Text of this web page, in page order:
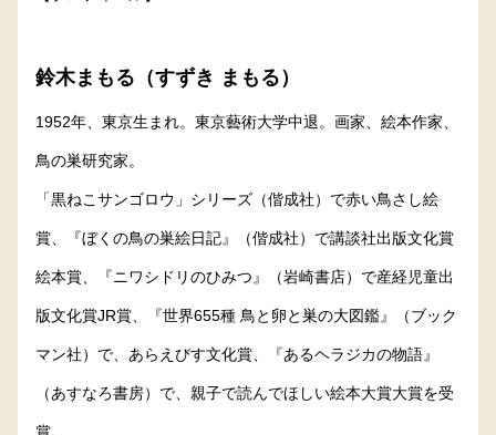
鈴木まもる（すずき まもる）
1952年、東京生まれ。東京藝術大学中退。画家、絵本作家、
鳥の巣研究家。
「黒ねこサンゴロウ」シリーズ（偕成社）で赤い鳥さし絵
賞、『ぼくの鳥の巣絵日記』（偕成社）で講談社出版文化賞
絵本賞、『ニワシドリのひみつ』（岩崎書店）で産経児童出
版文化賞JR賞、『世界655種 鳥と卵と巣の大図鑑』（ブック
マン社）で、あらえびす文化賞、『あるヘラジカの物語』
（あすなろ書房）で、親子で読んでほしい絵本大賞大賞を受
賞。